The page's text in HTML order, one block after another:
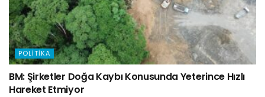
POLITIKA
BM: Şirketler Doğa Kaybı Konusunda Yeterince Hızlı
Hareket Etmiyor